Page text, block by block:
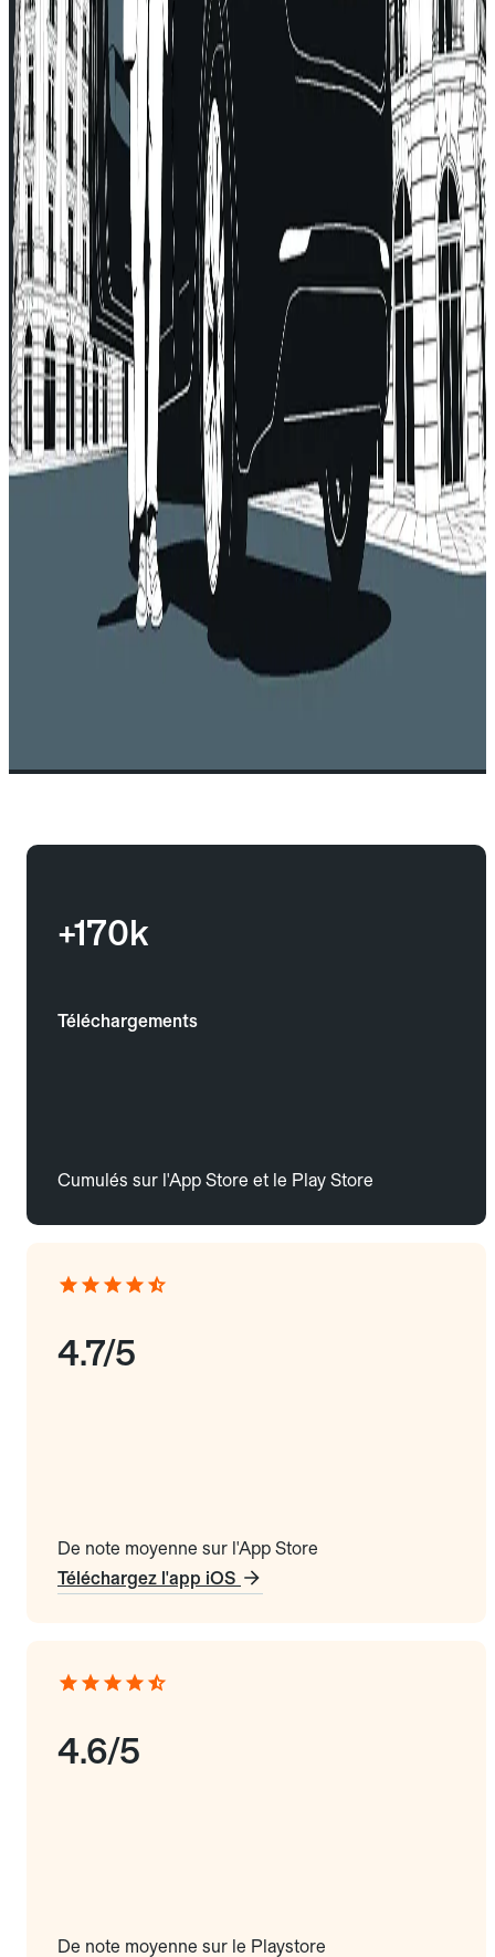
+170k
Téléchargements
Cumulés sur l'App Store et le Play Store
4.7/5
De note moyenne sur l'App Store
Téléchargez l'app iOS
4.6/5
De note moyenne sur le Playstore